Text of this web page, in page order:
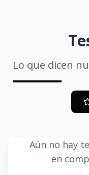
Lo que dicen
Aún no hay
en